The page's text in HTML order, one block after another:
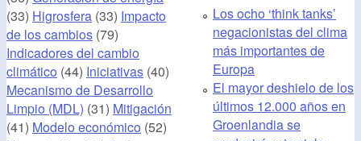
(33) Higrosfera (33) Impacto
de los cambios (79)
Indicadores del cambio
climático (44) Iniciativas (40)
Mecanismo de Desarrollo
Limpio (MDL) (31) Mitigación
(41) Modelo económico (52)
Los ocho ‘think tanks’
negacionistas del clima
más importantes de
Europa
El mayor deshielo de los
últimos 12.000 años en
Groenlandia se